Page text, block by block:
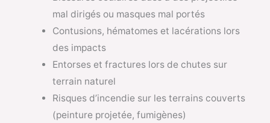
mal dirigés ou masques mal portés
Contusions, hématomes et lacérations lors
des impacts
Entorses et fractures lors de chutes sur
terrain naturel
Risques d’incendie sur les terrains couverts
(peinture projetée, fumigènes)